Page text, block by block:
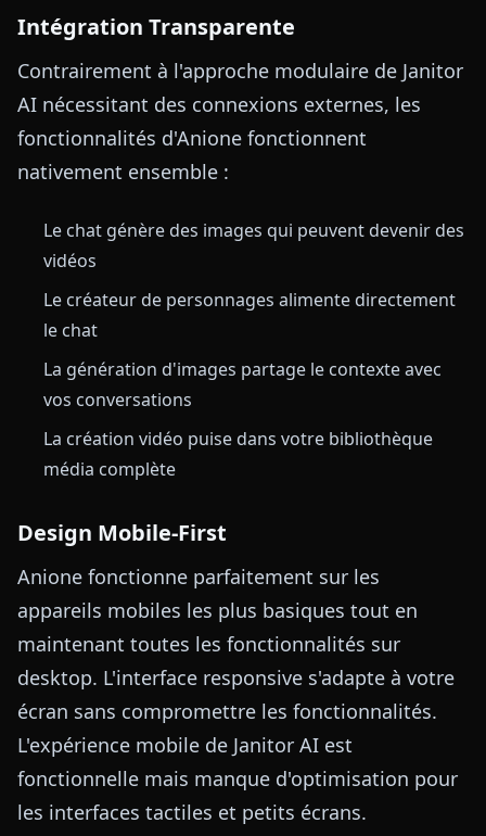
Intégration Transparente
Contrairement à l'approche modulaire de Janitor
AI nécessitant des connexions externes, les
fonctionnalités d'Anione fonctionnent
nativement ensemble :
Le chat génère des images qui peuvent devenir des
vidéos
Le créateur de personnages alimente directement
le chat
La génération d'images partage le contexte avec
vos conversations
La création vidéo puise dans votre bibliothèque
média complète
Design Mobile-First
Anione fonctionne parfaitement sur les
appareils mobiles les plus basiques tout en
maintenant toutes les fonctionnalités sur
desktop. L'interface responsive s'adapte à votre
écran sans compromettre les fonctionnalités.
L'expérience mobile de Janitor AI est
fonctionnelle mais manque d'optimisation pour
les interfaces tactiles et petits écrans.